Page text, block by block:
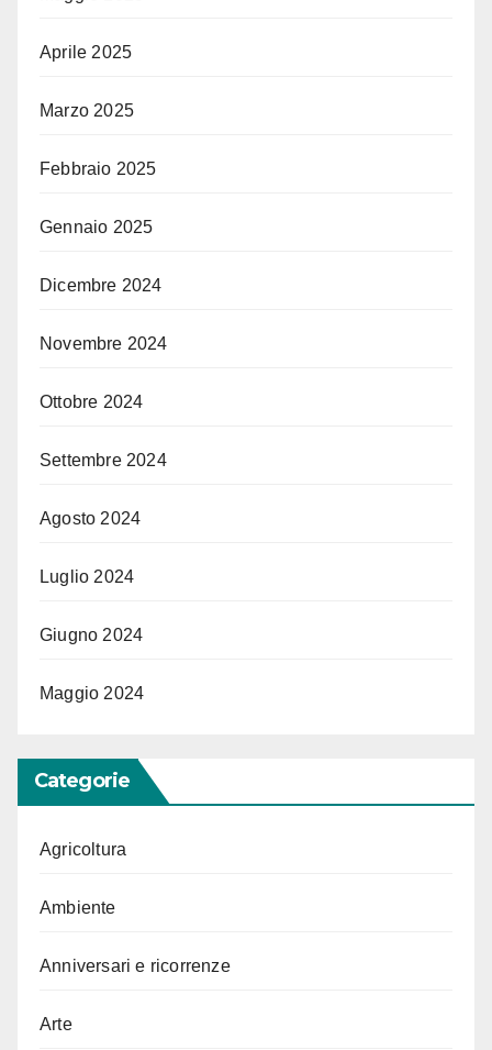
Aprile 2025
Marzo 2025
Febbraio 2025
Gennaio 2025
Dicembre 2024
Novembre 2024
Ottobre 2024
Settembre 2024
Agosto 2024
Luglio 2024
Giugno 2024
Maggio 2024
Categorie
Agricoltura
Ambiente
Anniversari e ricorrenze
Arte